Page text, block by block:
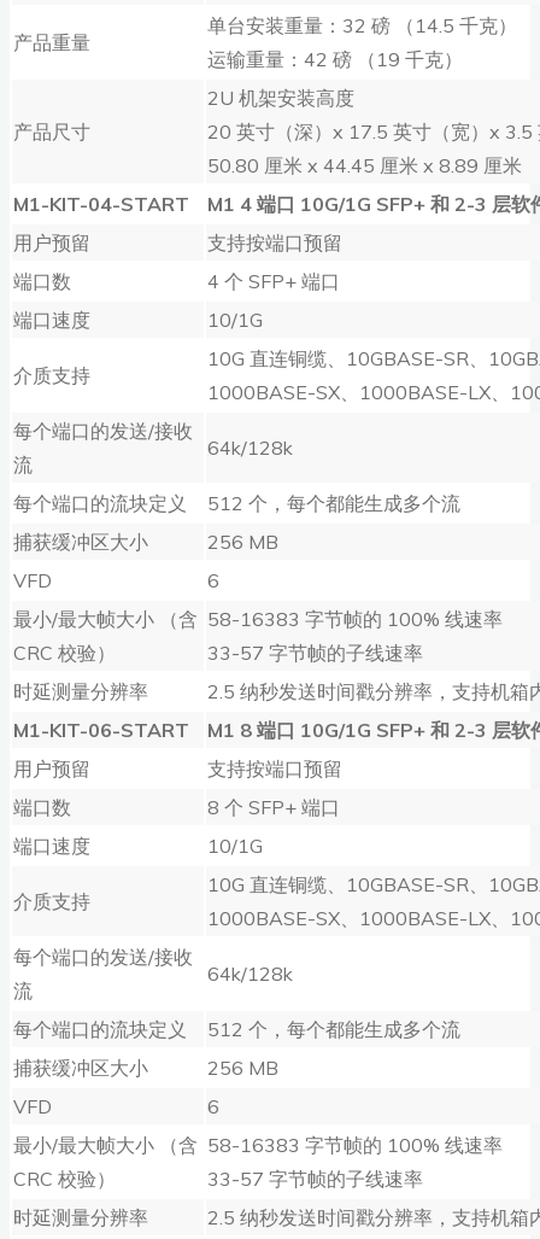
产品重量
单台安装重量：32 磅 （14.5 千克）
运输重量：42 磅 （19 千克）
产品尺寸
2U 机架安装高度
20 英寸（深）x 17.5 英寸（宽）x 3.5
50.80 厘米 x 44.45 厘米 x 8.89 厘米
M1-KIT-04-START
M1 4 端口 10G/1G SFP+ 和 2-3 层软
用户预留
支持按端口预留
端口数
4 个 SFP+ 端口
端口速度
10/1G
介质支持
10G 直连铜缆、10GBASE-SR、
1000BASE-SX、1000BASE-LX、
每个端口的发送/接收
流
64k/128k
每个端口的流块定义
512 个，每个都能生成多个流
捕获缓冲区大小
256 MB
VFD
6
最小/最大帧大小 （含
CRC 校验）
58-16383 字节帧的 100% 线速率
33-57 字节帧的子线速率
时延测量分辨率
2.5 纳秒发送时间戳分辨率，支持机箱
M1-KIT-06-START
M1 8 端口 10G/1G SFP+ 和 2-3 层软
用户预留
支持按端口预留
端口数
8 个 SFP+ 端口
端口速度
10/1G
介质支持
10G 直连铜缆、10GBASE-SR、
1000BASE-SX、1000BASE-LX、
每个端口的发送/接收
流
64k/128k
每个端口的流块定义
512 个，每个都能生成多个流
捕获缓冲区大小
256 MB
VFD
6
最小/最大帧大小 （含
CRC 校验）
58-16383 字节帧的 100% 线速率
33-57 字节帧的子线速率
时延测量分辨率
2.5 纳秒发送时间戳分辨率，支持机箱